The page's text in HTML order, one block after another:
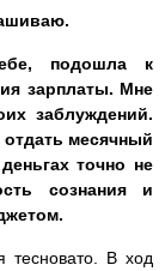
подошла к
зарплаты. Мне
заблуждений.
месячный
точно не
сознания и
тесновато. В ход